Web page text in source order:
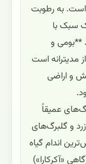
به رطوبت
سبک با
و
مدیترانه است
و اراضی
عمیقاً
و گلبرگ‌های
اندام گیاه
«آکرکارا»)